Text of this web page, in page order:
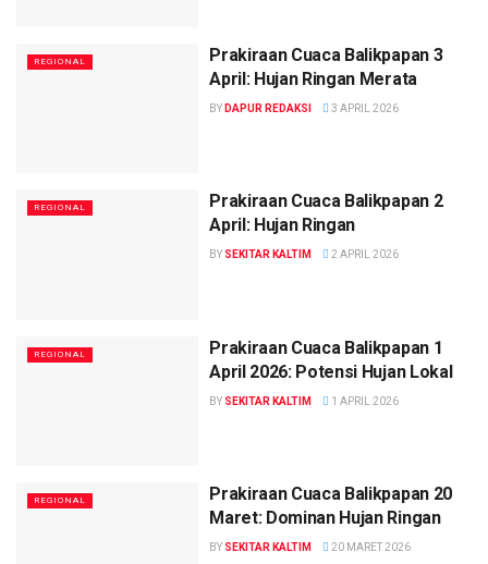
REGIONAL
Prakiraan Cuaca Balikpapan 3
April: Hujan Ringan Merata
BY DAPUR REDAKSI 3 APRIL 2026
REGIONAL
Prakiraan Cuaca Balikpapan 2
April: Hujan Ringan
BY SEKITAR KALTIM 2 APRIL 2026
REGIONAL
Prakiraan Cuaca Balikpapan 1
April 2026: Potensi Hujan Lokal
BY SEKITAR KALTIM 1 APRIL 2026
REGIONAL
Prakiraan Cuaca Balikpapan 20
Maret: Dominan Hujan Ringan
BY SEKITAR KALTIM 20 MARET 2026